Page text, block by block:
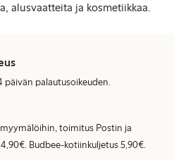
alusvaatteita ja kosmetiikkaa.
palautusoikeuden.
toimitus Postin ja
Budbee-kotiinkuljetus 5,90€.